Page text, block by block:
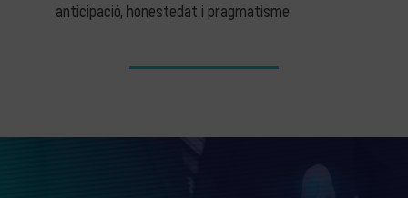
anticipació, honestedat i pragmatisme.